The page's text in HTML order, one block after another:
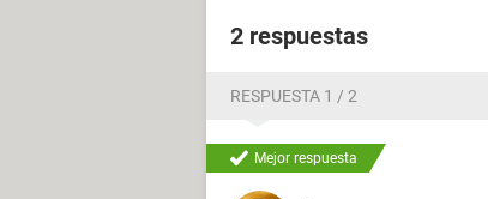
2 respuestas
RESPUESTA 1 / 2
Mejor respuesta